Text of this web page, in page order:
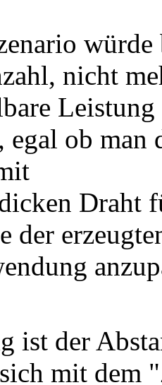
würde
nicht
ob man
Draht
der
ist der
mit dem